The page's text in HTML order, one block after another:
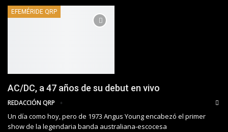
EFEMÉRIDE QRP
AC/DC, a 47 años de su debut en vivo
REDACCIÓN QRP
Un día como hoy, pero de 1973 Angus Young encabezó el primer
show de la legendaria banda australiana-escocesa